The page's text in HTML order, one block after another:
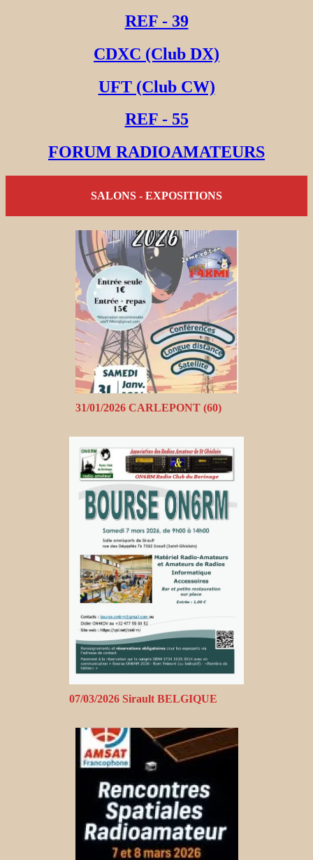
REF - 39
CDXC (Club DX)
UFT (Club CW)
REF - 55
FORUM RADIOAMATEURS
SALONS - EXPOSITIONS
31/01/2026 CARLEPONT (60)
07/03/2026 Sirault BELGIQUE